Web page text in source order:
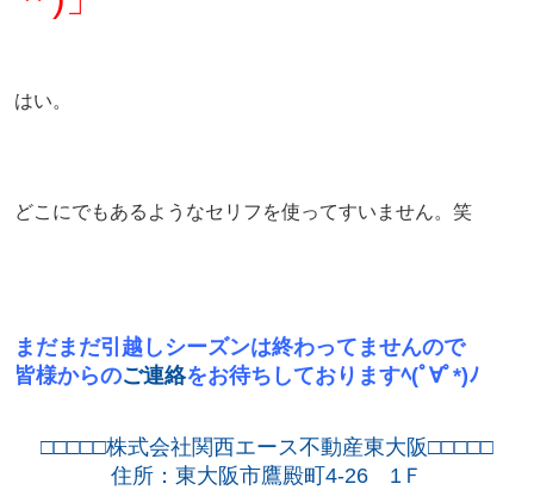
はい。
どこにでもあるようなセリフを使ってすいません。笑
まだまだ引越しシーズンは終わってませんので
皆様からのご連絡をお待ちしておりますﾍ(ﾟ∀ﾟ*)ﾉ
□□□□□株式会社関西エース不動産東大阪□□□□□
住所：東大阪市鷹殿町4-26 1 Ｆ